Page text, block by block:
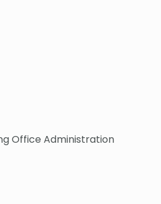
Office Administration